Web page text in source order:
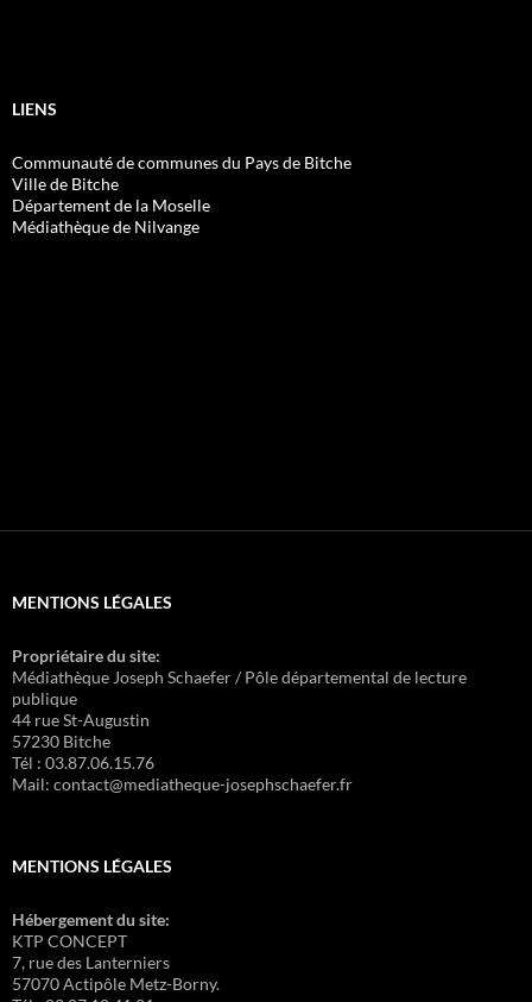
LIENS
Communauté de communes du Pays de Bitche
Ville de Bitche
Département de la Moselle
Médiathèque de Nilvange
MENTIONS LÉGALES
Propriétaire du site:
Médiathèque Joseph Schaefer / Pôle départemental de lecture
publique
44 rue St-Augustin
57230 Bitche
Tél : 03.87.06.15.76
Mail: contact@mediatheque-josephschaefer.fr
MENTIONS LÉGALES
Hébergement du site:
KTP CONCEPT
7, rue des Lanterniers
57070 Actipôle Metz-Borny.